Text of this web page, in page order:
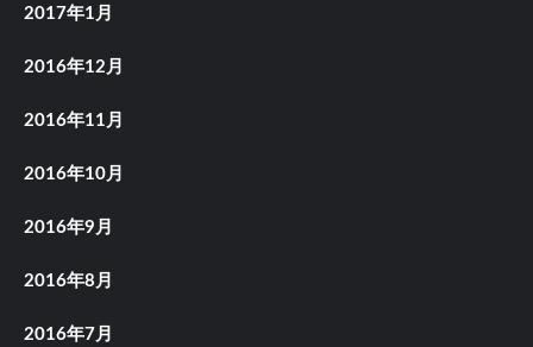
2017年1月
2016年12月
2016年11月
2016年10月
2016年9月
2016年8月
2016年7月